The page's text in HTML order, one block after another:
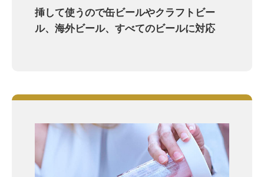
挿して使うので缶ビールやクラフトビー
ル、海外ビール、すべてのビールに対応